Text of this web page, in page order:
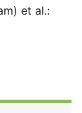
et al.: